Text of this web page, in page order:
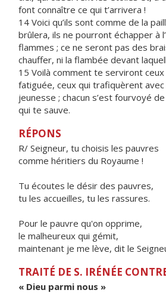
font connaître ce qui t’arrivera !
14 Voici qu’ils sont comme de la
brûlera, ils ne pourront échapper à
flammes ; ce ne seront pas des
chauffer, ni la flambée devant
15 Voilà comment te serviront ceux
fatiguée, ceux qui trafiquèrent
jeunesse ; chacun s’est fourvoyé
qui te sauve.
RÉPONS
R/ Seigneur, tu choisis les pauvres
comme héritiers du Royaume !
Tu écoutes le désir des pauvres,
tu les accueilles, tu les rassures.
Pour le pauvre qu'on opprime,
le malheureux qui gémit,
maintenant je me lève, dit le
TRAITÉ DE S. IRÉNÉE
« Dieu parmi nous »